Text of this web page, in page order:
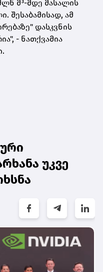
მ³-მდე მასალის
შესაბამისად, ამ
დასკვნის
- ნათქვამია
უკვე